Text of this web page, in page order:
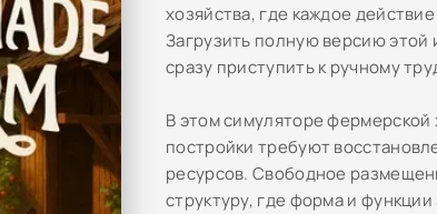
хозяйства, где каждое
Загрузить полную версию этой
сразу приступить к ручному
В этом симуляторе фермерской
постройки требуют
ресурсов. Свободное
структуру, где форма и